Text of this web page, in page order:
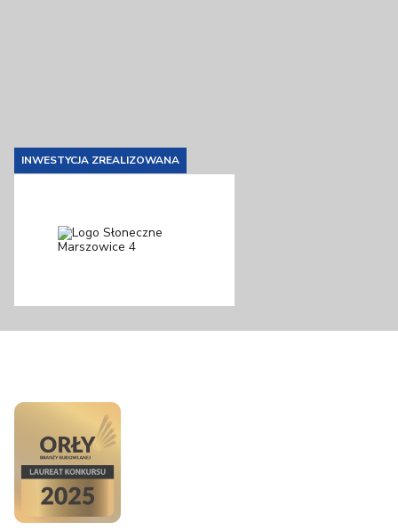
INWESTYCJA ZREALIZOWANA